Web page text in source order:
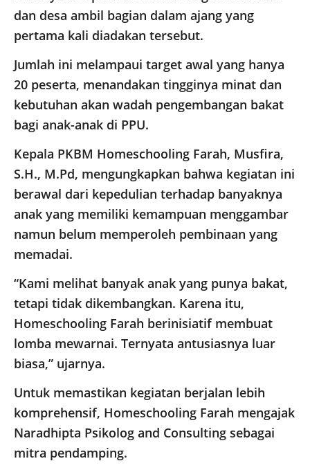
dan desa ambil bagian dalam ajang yang
pertama kali diadakan tersebut.
Jumlah ini melampaui target awal yang hanya
20 peserta, menandakan tingginya minat dan
kebutuhan akan wadah pengembangan bakat
bagi anak-anak di PPU.
Kepala PKBM Homeschooling Farah, Musfira,
S.H., M.Pd, mengungkapkan bahwa kegiatan ini
berawal dari kepedulian terhadap banyaknya
anak yang memiliki kemampuan menggambar
namun belum memperoleh pembinaan yang
memadai.
“Kami melihat banyak anak yang punya bakat,
tetapi tidak dikembangkan. Karena itu,
Homeschooling Farah berinisiatif membuat
lomba mewarnai. Ternyata antusiasnya luar
biasa,” ujarnya.
Untuk memastikan kegiatan berjalan lebih
komprehensif, Homeschooling Farah mengajak
Naradhipta Psikolog and Consulting sebagai
mitra pendamping.